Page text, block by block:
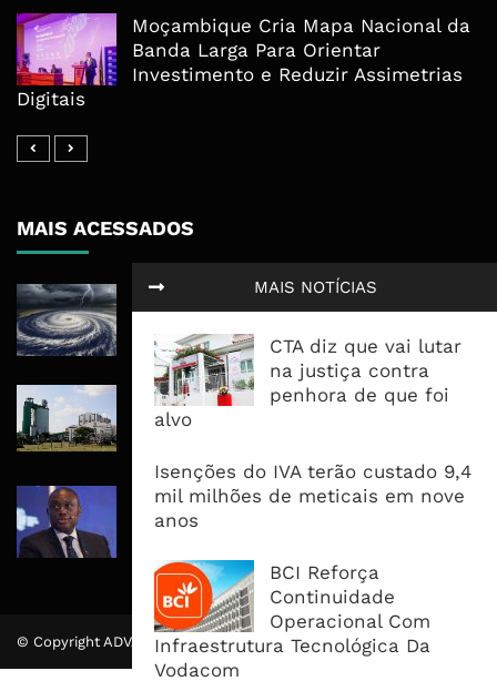
MAIS NOTÍCIAS
CTA diz que vai lutar
na justiça contra
penhora de que foi
alvo
Isenções do IVA terão custado 9,4
mil milhões de meticais em nove
anos
BCI Reforça
Continuidade
Operacional Com
Infraestrutura Tecnológica Da
Vodacom
Moçambique Cria Mapa Nacional da
Banda Larga Para Orientar
Investimento e Reduzir Assimetrias
Digitais
MAIS ACESSADOS
Tempestade Tropical GEZANI Poderá
Pessoas No Centro E Sul ...
Governo admite nova operadora
para a Mozal após suspensão das
CEO do Standard Bank pede ao
Governo que “saia do caminho” e
© Copyright ADVALUE. Todos Direitos Reservados.